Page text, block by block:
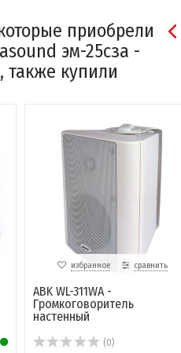
приобрели
эм-25сза -
также купили
избранное сравнить
ABK WL-311WA -
Громкоговоритель
настенный
(0)